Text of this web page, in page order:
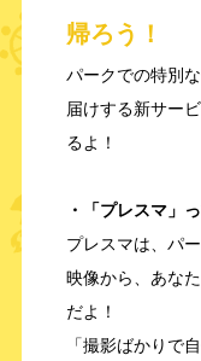
帰ろう！
パークでの特別
届けする新サー
るよ！
・「プレスマ」
プレスマは、パ
映像から、あな
だよ！
「撮影ばかりで